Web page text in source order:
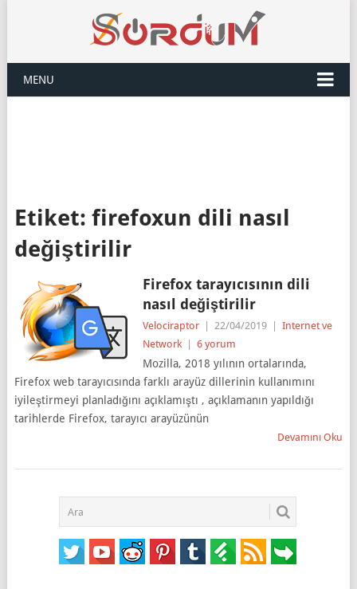
MENU
Etiket: firefoxun dili nasıl
değiştirilir
Firefox tarayıcısının dili
nasıl değiştirilir
Velociraptor 22/04/2019
Internet ve
Network
6 yorum
Mozilla, 2018 yılının ortalarında,
Firefox web tarayıcısında farklı arayüz dillerinin kullanımını
iyileştirmeyi planladığını açıklamıştı , açıklamanın yapıldığı
tarihlerde Firefox, tarayıcı arayüzünün
Devamını Oku